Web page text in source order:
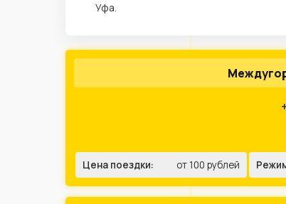
Уфа.
Цена поездки: от 100 рублей